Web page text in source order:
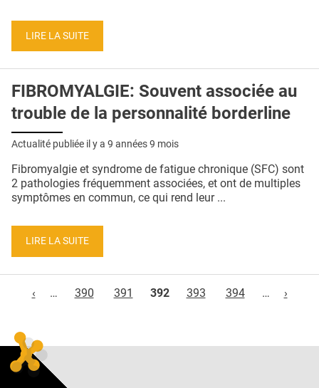
LIRE LA SUITE
FIBROMYALGIE: Souvent associée au
trouble de la personnalité borderline
Actualité publiée il y a 9 années 9 mois
Fibromyalgie et syndrome de fatigue chronique (SFC) sont
2 pathologies fréquemment associées, et ont de multiples
symptômes en commun, ce qui rend leur ...
LIRE LA SUITE
‹
… 390 391 392 393 394 … ›